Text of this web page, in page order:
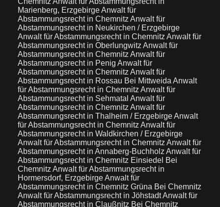
Marienberg, ErzgebirgeAnwalt für
Abstammungsrecht in Chemnitz Anwalt für
Abstammungsrecht in Neukirchen / Erzgebirge
Anwalt für Abstammungsrecht in Chemnitz Anwalt für
Abstammungsrecht in Oberlungwitz Anwalt für
Abstammungsrecht in Chemnitz Anwalt für
Abstammungsrecht in Penig Anwalt für
Abstammungsrecht in Chemnitz Anwalt für
Abstammungsrecht in Rossau Bei Mittweida Anwalt
für Abstammungsrecht in Chemnitz Anwalt für
Abstammungsrecht in Sehmatal Anwalt für
Abstammungsrecht in Chemnitz Anwalt für
Abstammungsrecht in Thalheim / ErzgebirgeAnwalt
für Abstammungsrecht in Chemnitz Anwalt für
Abstammungsrecht in Waldkirchen / Erzgebirge
Anwalt für Abstammungsrecht in Chemnitz Anwalt für
Abstammungsrecht in Annaberg-Buchholz Anwalt für
Abstammungsrecht in Chemnitz Einsiedel Bei
Chemnitz Anwalt für Abstammungsrecht in
Hormersdorf, ErzgebirgeAnwalt für
Abstammungsrecht in Chemnitz Grüna Bei Chemnitz
Anwalt für Abstammungsrecht in JöhstadtAnwalt für
Abstammungsrecht in Claußnitz Bei Chemnitz